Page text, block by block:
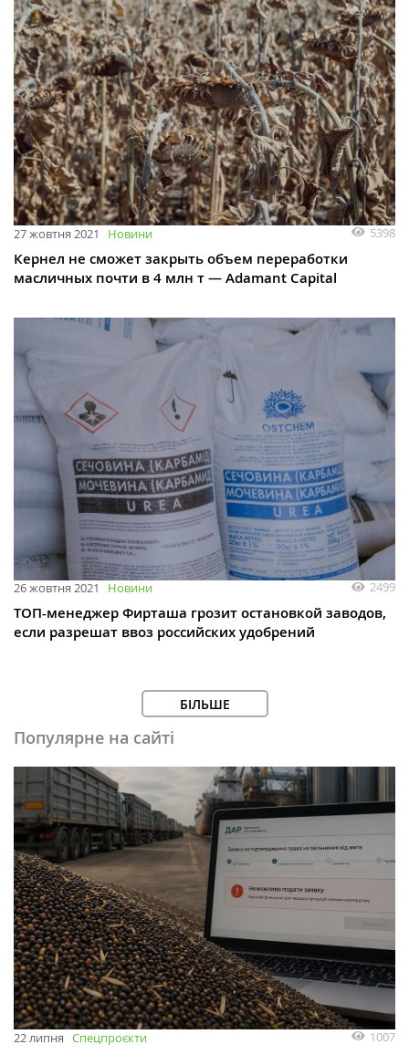
27 жовтня 2021 Новини 5398
Кернел не сможет закрыть объем переработки
масличных почти в 4 млн т — Adamant Сapital
26 жовтня 2021 Новини 2499
ТОП-менеджер Фирташа грозит остановкой заводов,
если разрешат ввоз российских удобрений
БІЛЬШЕ
Популярне на сайті
22 липня Спецпроєкти 1007